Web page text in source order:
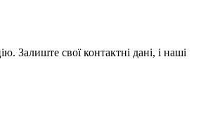
Залиште свої контактні дані, і наші